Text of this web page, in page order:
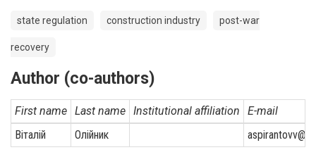
state regulation construction industry post-war
recovery
Author (co-authors)
First name Last name Institutional affiliation
E-mail
Віталій
Олійник